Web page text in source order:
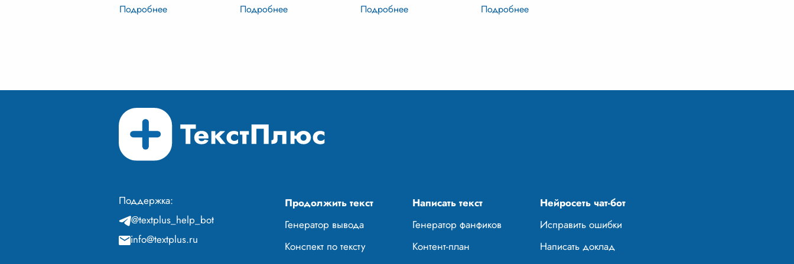
жалкий вид пронзил мое мечтал о собаке, о верном первого дня его появления в родством. Это наш первый
Поддержка:
@textplus_help_bot
info@textplus.ru
Продолжить текст Написать текст
Нейросеть чат-бот
Генератор вывода
Генератор фанфиков
Исправить ошибки
Конспект по тексту
Контент-план
Написать доклад